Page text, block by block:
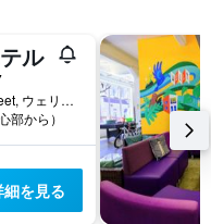
ル
95 Manners Street, ウェリントン, ニュージーランド
部から）
細を見る